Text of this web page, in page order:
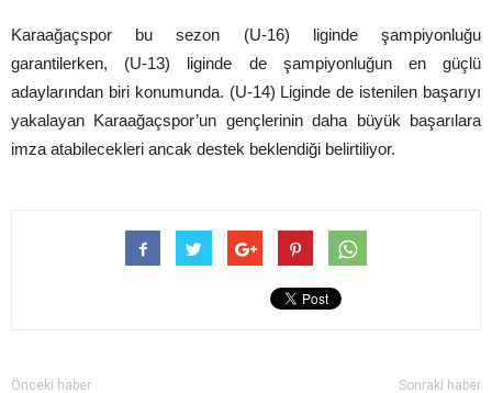
Karaağaçspor bu sezon (U-16) liginde şampiyonluğu
garantilerken, (U-13) liginde de şampiyonluğun en güçlü
adaylarından biri konumunda. (U-14) Liginde de istenilen başarıyı
yakalayan Karaağaçspor’un gençlerinin daha büyük başarılara
imza atabilecekleri ancak destek beklendiği belirtiliyor.
Önceki haber Sonraki haber